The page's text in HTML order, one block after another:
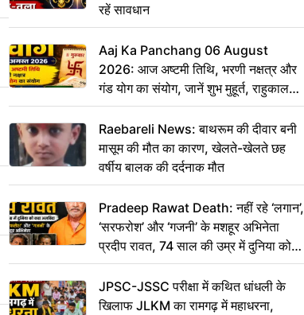
रहें सावधान
Aaj Ka Panchang 06 August
2026: आज अष्टमी तिथि, भरणी नक्षत्र और
गंड योग का संयोग, जानें शुभ मुहूर्त, राहुकाल
और दिनभर का पंचांग
Raebareli News: बाथरूम की दीवार बनी
मासूम की मौत का कारण, खेलते-खेलते छह
वर्षीय बालक की दर्दनाक मौत
Pradeep Rawat Death: नहीं रहे ‘लगान’,
‘सरफरोश’ और ‘गजनी’ के मशहूर अभिनेता
प्रदीप रावत, 74 साल की उम्र में दुनिया को
कहा अलविदा
JPSC-JSSC परीक्षा में कथित धांधली के
खिलाफ JLKM का रामगढ़ में महाधरना,